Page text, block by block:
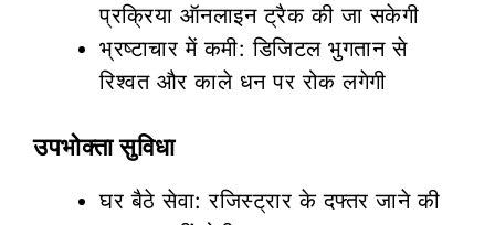
प्रक्रिया ऑनलाइन ट्रैक की जा सकेगी
भ्रष्टाचार में कमी: डिजिटल भुगतान से
रिश्वत और काले धन पर रोक लगेगी
उपभोक्ता सुविधा
घर बैठे सेवा: रजिस्ट्रार के दफ्तर जाने की